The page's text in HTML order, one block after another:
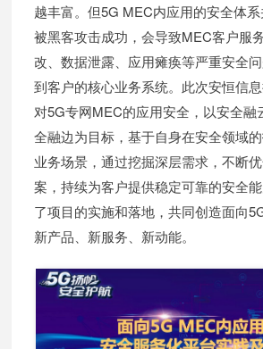
越丰富。但5G MEC内应用的安全体
被黑客攻击成功，会导致MEC客户服
改、数据泄露、应用瘫痪等严重安全
到客户的核心业务系统。 此次安恒信
对5G专网MEC的应用安全，以安全融
全融边为目标，基于自身在安全领域
业务场景，通过挖掘深层需求，不断
案，持续为客户提供稳定可靠的安全
了项目的实施和落地，共同创造面向
新产品、新服务、新动能。